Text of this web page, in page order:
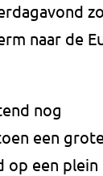
naar de
nog
een
een plein